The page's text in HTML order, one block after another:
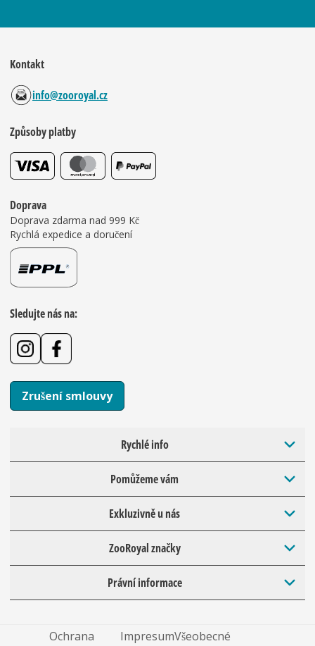
Kontakt
info@zooroyal.cz
Způsoby platby
Doprava
Doprava zdarma nad 999 Kč
Rychlá expedice a doručení
Sledujte nás na:
Zrušení smlouvy
Rychlé info
Pomůžeme vám
Exkluzivně u nás
ZooRoyal značky
Právní informace
Ochrana
ImpresumVšeobecné